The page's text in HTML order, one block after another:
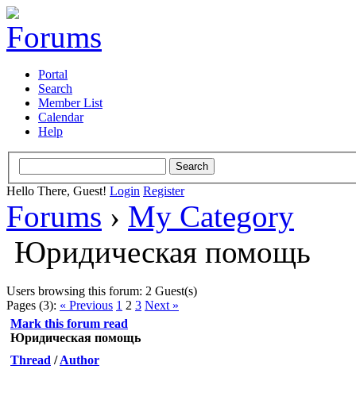
Portal
Search
Member List
Calendar
Help
Hello There, Guest! Login Register
Forums › My Category
Юридическая помощь
Users browsing this forum: 2 Guest(s)
Pages (3): « Previous 1 2 3 Next »
Mark this forum read
Юридическая помощь
Thread /Author